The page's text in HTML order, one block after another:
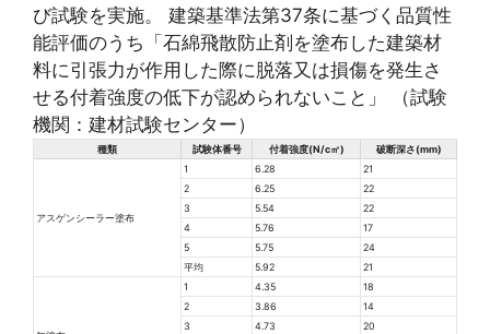
び試験を実施。 建築基準法第37条に基づく品質性
能評価のうち「石綿飛散防止剤を塗布した建築材
料に引張力が作用した際に脱落又は損傷を発生さ
せる付着強度の低下が認められないこと」 （試験
機関：建材試験センター）
種類 試験体番号 付着強度(N/c㎡) 破断深さ(mm)
アスゲンシーラー塗布
1 6.28
21
2
6.25
22
3
5.54
22
4
5.76
17
5
5.75
24
平均
5.92 21
1 4.35
18
2
3.86
14
3
4.73
20